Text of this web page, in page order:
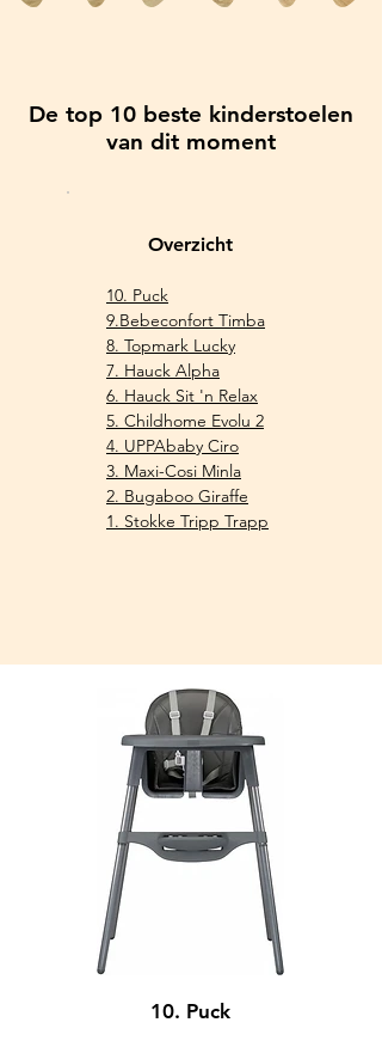
De top 10 beste kinderstoelen
van dit moment
Overzicht
10. Puck
9.Bebeconfort Timba
8. Topmark Lucky
7. Hauck Alpha
6. Hauck Sit 'n Relax
5. Childhome Evolu 2
4. UPPAbaby Ciro
3. Maxi-Cosi Minla​
2. Bugaboo Giraffe
1. Stokke Tripp Trapp
10. Puck